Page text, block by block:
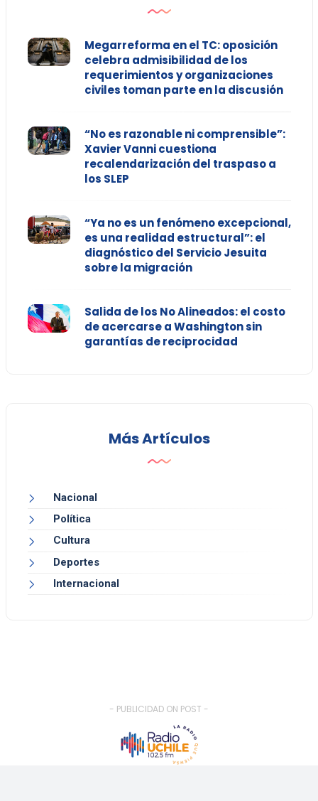
Megarreforma en el TC: oposición
celebra admisibilidad de los
requerimientos y organizaciones
civiles toman parte en la discusión
“No es razonable ni comprensible”:
Xavier Vanni cuestiona
recalendarización del traspaso a
los SLEP
“Ya no es un fenómeno excepcional,
es una realidad estructural”: el
diagnóstico del Servicio Jesuita
sobre la migración
Salida de los No Alineados: el costo
de acercarse a Washington sin
garantías de reciprocidad
Más Artículos
Nacional
Política
Cultura
Deportes
Internacional
- PUBLICIDAD ON POST -